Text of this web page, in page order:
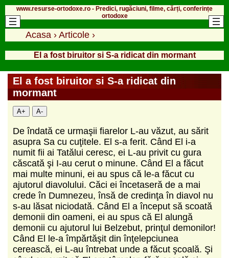
www.resurse-ortodoxe.ro - Predici, rugăciuni, filme, cărți, conferințe
ortodoxe
Acasa › Articole ›
El a fost biruitor si S-a ridicat din mormant
El a fost biruitor si S-a ridicat din
mormant
A+ A-
De îndată ce urmaşii fiarelor L-au văzut, au sărit
asupra Sa cu cuţitele. El s-a ferit. Când El i-a
numit fii ai Tatălui ceresc, ei L-au privit cu gura
căscată şi I-au cerut o minune. Când El a făcut
mai multe minuni, ei au spus că le-a făcut cu
ajutorul diavolului. Căci ei încetaseră de a mai
crede în Dumnezeu, însă de credinţa în diavol nu
s-au lăsat niciodată. Când El a început să scoată
demonii din oameni, ei au spus că El alungă
demonii cu ajutorul lui Belzebut, prinţul demonilor!
Când El le-a împărtăşit din înţelepciunea
cerească, ei L-au întrebat unde a făcut şcoală. Şi